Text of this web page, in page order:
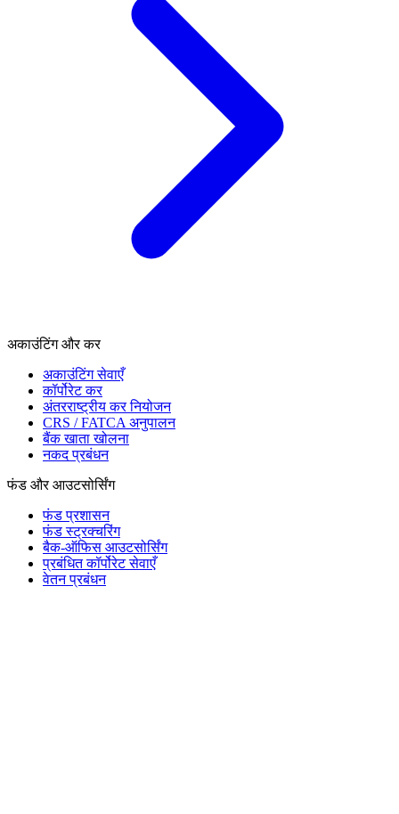
अकाउंटिंग और कर
अकाउंटिंग सेवाएँ
कॉर्पोरेट कर
अंतरराष्ट्रीय कर नियोजन
CRS / FATCA अनुपालन
बैंक खाता खोलना
नकद प्रबंधन
फंड और आउटसोर्सिंग
फंड प्रशासन
फंड स्ट्रक्चरिंग
बैक-ऑफिस आउटसोर्सिंग
प्रबंधित कॉर्पोरेट सेवाएँ
वेतन प्रबंधन